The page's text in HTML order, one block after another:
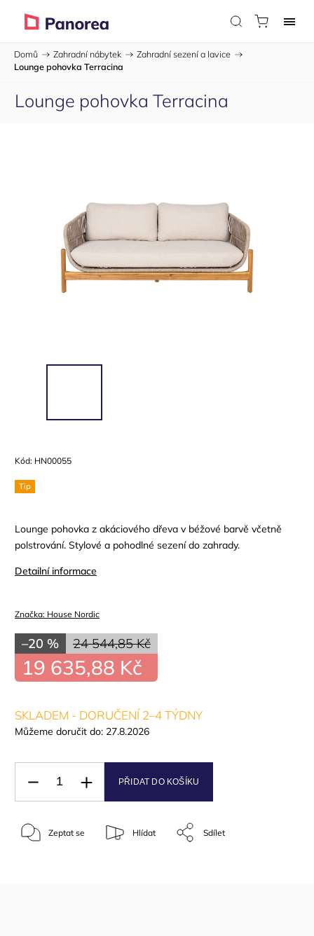
Domů / Zahradní nábytek / Zahradní sezení a lavice /
Lounge pohovka Terracina
Lounge pohovka Terracina
Kód: HN00055
Lounge pohovka z akáciového dřeva v béžové barvě včetně
polstrování. Stylové a pohodlné sezení do zahrady.
Detailní informace
Tip
Značka: House Nordic
24 544,85 Kč
–20 %
19 635,88 Kč
SKLADEM - DORUČENÍ 2–4 TÝDNY
Můžeme doručit do: 27.8.2026
PŘIDAT DO KOŠÍKU
Zeptat se Hlídat Sdílet